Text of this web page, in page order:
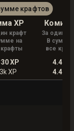
крафтов
XP
крафт
на
За один
В сумме
все
XP
XP
4.49
4.49